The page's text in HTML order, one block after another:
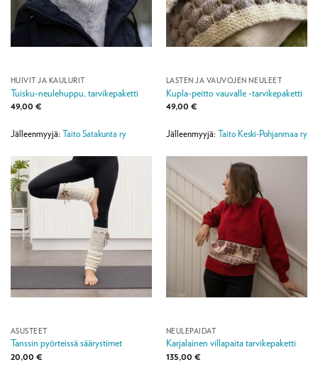
HUIVIT JA KAULURIT
Tuisku-neulehuppu, tarvikepaketti
49,00 €
Jälleenmyyjä: Taito Satakunta ry
LASTEN JA VAUVOJEN NEULEET
Kupla-peitto vauvalle -tarvikepaketti
49,00 €
Jälleenmyyjä: Taito Keski-Pohjanmaa ry
ASUSTEET
Tanssin pyörteissä säärystimet
20,00 €
NEULEPAIDAT
Karjalainen villapaita tarvikepaketti
135,00 €